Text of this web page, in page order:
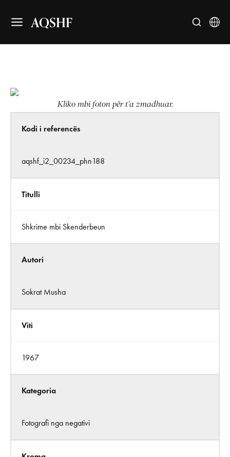
AQSHF
Kliko mbi foton për t’a zmadhuar.
Kodi i referencës
aqshf_i2_00234_phn188
Titulli
Shkrime mbi Skenderbeun
Autori
Sokrat Musha
Viti
1967
Kategoria
Fotografi nga negativi